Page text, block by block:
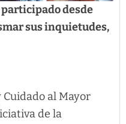
desde
sus inquietudes,
Cuidado al Mayor
de la